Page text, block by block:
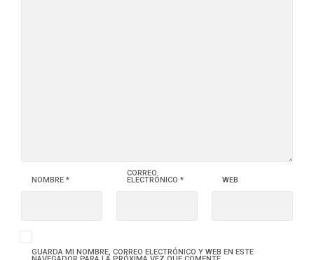
NOMBRE *
CORREO
ELECTRÓNICO * WEB
GUARDA MI NOMBRE, CORREO ELECTRÓNICO Y WEB EN ESTE